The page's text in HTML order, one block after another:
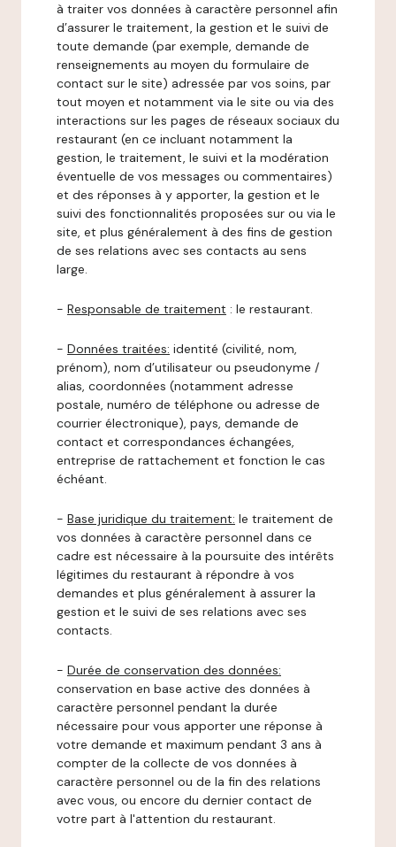
à traiter vos données à caractère personnel afin
d’assurer le traitement, la gestion et le suivi de
toute demande (par exemple, demande de
renseignements au moyen du formulaire de
contact sur le site) adressée par vos soins, par
tout moyen et notamment via le site ou via des
interactions sur les pages de réseaux sociaux du
restaurant (en ce incluant notamment la
gestion, le traitement, le suivi et la modération
éventuelle de vos messages ou commentaires)
et des réponses à y apporter, la gestion et le
suivi des fonctionnalités proposées sur ou via le
site, et plus généralement à des fins de gestion
de ses relations avec ses contacts au sens
large.
- Responsable de traitement : le restaurant.
- Données traitées: identité (civilité, nom,
prénom), nom d’utilisateur ou pseudonyme /
alias, coordonnées (notamment adresse
postale, numéro de téléphone ou adresse de
courrier électronique), pays, demande de
contact et correspondances échangées,
entreprise de rattachement et fonction le cas
échéant.
- Base juridique du traitement: le traitement de
vos données à caractère personnel dans ce
cadre est nécessaire à la poursuite des intérêts
légitimes du restaurant à répondre à vos
demandes et plus généralement à assurer la
gestion et le suivi de ses relations avec ses
contacts.
- Durée de conservation des données:
conservation en base active des données à
caractère personnel pendant la durée
nécessaire pour vous apporter une réponse à
votre demande et maximum pendant 3 ans à
compter de la collecte de vos données à
caractère personnel ou de la fin des relations
avec vous, ou encore du dernier contact de
votre part à l'attention du restaurant.